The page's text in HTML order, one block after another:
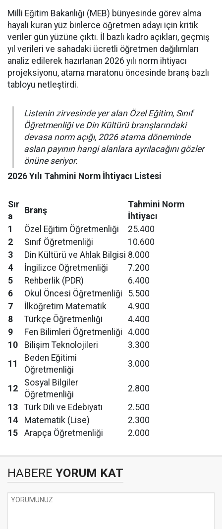
Milli Eğitim Bakanlığı (MEB) bünyesinde görev alma
hayali kuran yüz binlerce öğretmen adayı için kritik
veriler gün yüzüne çıktı. İl bazlı kadro açıkları, geçmiş
yıl verileri ve sahadaki ücretli öğretmen dağılımları
analiz edilerek hazırlanan 2026 yılı norm ihtiyacı
projeksiyonu, atama maratonu öncesinde branş bazlı
tabloyu netleştirdi.
Listenin zirvesinde yer alan Özel Eğitim, Sınıf
Öğretmenliği ve Din Kültürü branşlarındaki
devasa norm açığı, 2026 atama döneminde
aslan payının hangi alanlara ayrılacağını gözler
önüne seriyor.
2026 Yılı Tahmini Norm İhtiyacı Listesi
Sır
a
Branş
Tahmini Norm
İhtiyacı
1
Özel Eğitim Öğretmenliği
25.400
2
Sınıf Öğretmenliği
10.600
3
Din Kültürü ve Ahlak Bilgisi 8.000
4
İngilizce Öğretmenliği
7.200
5
Rehberlik (PDR)
6.400
6
Okul Öncesi Öğretmenliği
5.500
7
İlköğretim Matematik
4.900
8
Türkçe Öğretmenliği
4.400
9
Fen Bilimleri Öğretmenliği 4.000
10
Bilişim Teknolojileri
3.300
11
Beden Eğitimi
Öğretmenliği
3.000
12
Sosyal Bilgiler
Öğretmenliği
2.800
13
Türk Dili ve Edebiyatı
2.500
14
Matematik (Lise)
2.300
15
Arapça Öğretmenliği 2.000
HABERE YORUM KAT